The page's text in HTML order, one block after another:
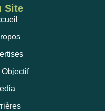
Site
Objectif